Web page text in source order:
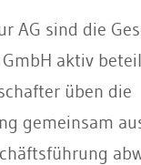
AG sind die
aktiv
üben die
gemeinsam